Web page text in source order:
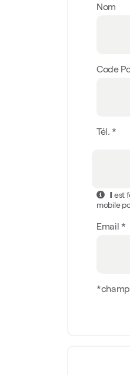
Nom
Code
Tél. *
Il est
mobile
Email *